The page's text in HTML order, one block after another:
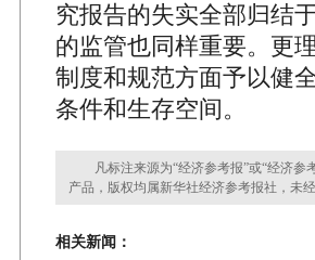
究报告的失实全部归结
的监管也同样重要。更
制度和规范方面予以健
条件和生存空间。
凡标注来源为“经济参考报”或“经济参
产品，版权均属新华社经济参考报社，未
相关新闻：